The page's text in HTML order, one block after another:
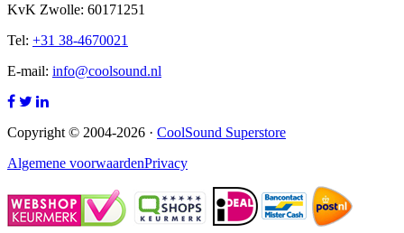
KvK Zwolle: 60171251
Tel: +31 38-4670021
E-mail: info@coolsound.nl
Copyright © 2004-2026 · CoolSound Superstore
Algemene voorwaardenPrivacy